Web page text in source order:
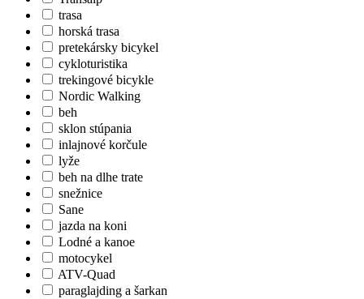
trasa
horská trasa
pretekársky bicykel
cykloturistika
trekingové bicykle
Nordic Walking
beh
sklon stúpania
inlajnové korčule
lyže
beh na dlhe trate
snežnice
Sane
jazda na koni
Lodné a kanoe
motocykel
ATV-Quad
paraglajding a šarkan